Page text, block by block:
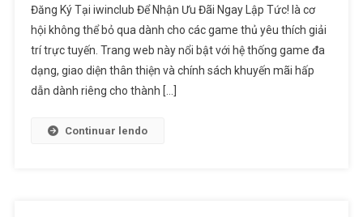
Đăng Ký Tại iwinclub Để Nhận Ưu Đãi Ngay Lập Tức! là cơ
hội không thể bỏ qua dành cho các game thủ yêu thích giải
trí trực tuyến. Trang web này nổi bật với hệ thống game đa
dạng, giao diện thân thiện và chính sách khuyến mãi hấp
dẫn dành riêng cho thành […]
Continuar lendo